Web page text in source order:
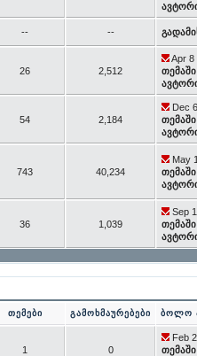
-- --
26 2,512
Apr 8
54 2,184
Dec
743 40,234
May
36 1,039
Sep
თემები გამოხმაურებები ბოლო
1 0
Feb